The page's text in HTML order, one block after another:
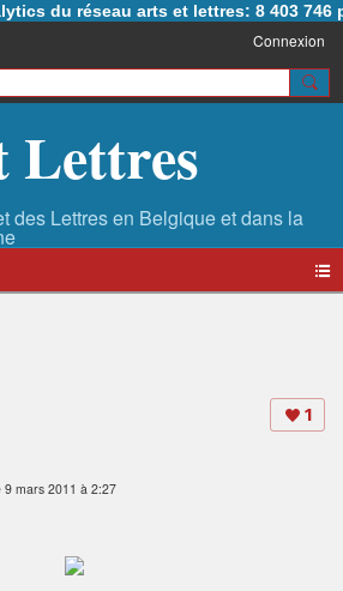
du réseau arts et lettres: 8 403 746
Connexion
Lettres
1
9 mars 2011 à 2:27